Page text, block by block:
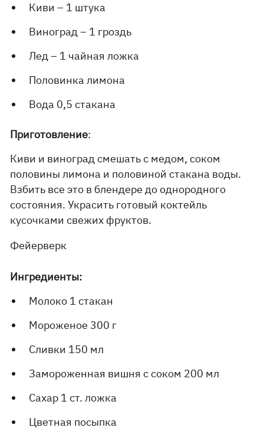
Киви – 1 штука
Виноград – 1 гроздь
Лед – 1 чайная ложка
Половинка лимона
Вода 0,5 стакана
Приготовление:
Киви и виноград смешать с медом, соком
половины лимона и половиной стакана воды.
Взбить все это в блендере до однородного
состояния. Украсить готовый коктейль
кусочками свежих фруктов.
Фейерверк
Ингредиенты:
Молоко 1 стакан
Мороженое 300 г
Сливки 150 мл
Замороженная вишня с соком 200 мл
Сахар 1 ст. ложка
Цветная посыпка